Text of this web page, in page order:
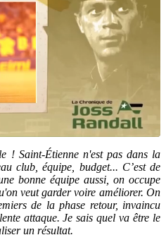
! Saint-Étienne n'est pas dans la
club, équipe, budget... C’est de
bonne équipe aussi, on occupe
veut garder voire améliorer. On
de la phase retour, invaincu
attaque. Je sais quel va être le
un résultat.